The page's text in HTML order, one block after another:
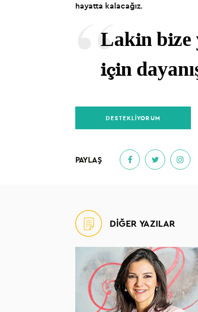
hayatta kalacağız.
Lakin bize
için
DESTEKLİYORUM
PAYLAŞ
DİĞER YAZILAR